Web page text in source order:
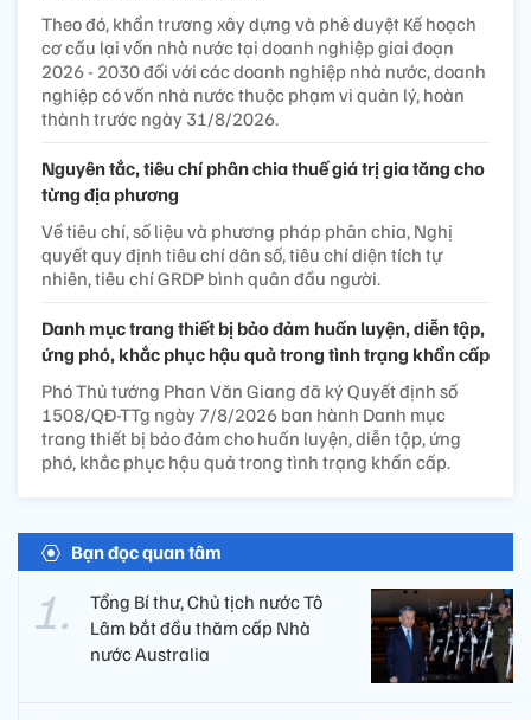
Theo đó, khẩn trương xây dựng và phê duyệt Kế hoạch
cơ cấu lại vốn nhà nước tại doanh nghiệp giai đoạn
2026 - 2030 đối với các doanh nghiệp nhà nước, doanh
nghiệp có vốn nhà nước thuộc phạm vi quản lý, hoàn
thành trước ngày 31/8/2026.
Nguyên tắc, tiêu chí phân chia thuế giá trị gia tăng cho
từng địa phương
Về tiêu chí, số liệu và phương pháp phân chia, Nghị
quyết quy định tiêu chí dân số, tiêu chí diện tích tự
nhiên, tiêu chí GRDP bình quân đầu người.
Danh mục trang thiết bị bảo đảm huấn luyện, diễn tập,
ứng phó, khắc phục hậu quả trong tình trạng khẩn cấp
Phó Thủ tướng Phan Văn Giang đã ký Quyết định số
1508/QĐ-TTg ngày 7/8/2026 ban hành Danh mục
trang thiết bị bảo đảm cho huấn luyện, diễn tập, ứng
phó, khắc phục hậu quả trong tình trạng khẩn cấp.
Bạn đọc quan tâm
Tổng Bí thư, Chủ tịch nước Tô
Lâm bắt đầu thăm cấp Nhà
nước Australia